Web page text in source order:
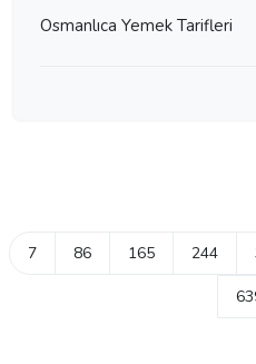
Osmanlıca Yemek Tarifleri
7 86 165 244